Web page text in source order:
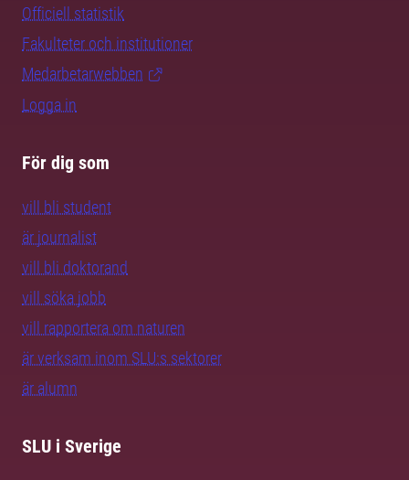
Officiell statistik
Fakulteter och institutioner
Medarbetarwebben
Logga in
För dig som
vill bli student
är journalist
vill bli doktorand
vill söka jobb
vill rapportera om naturen
är verksam inom SLU:s sektorer
är alumn
SLU i Sverige